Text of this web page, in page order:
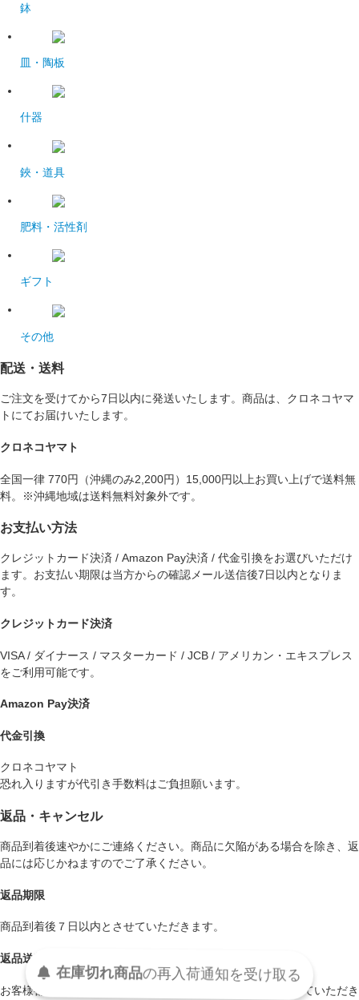
鉢
皿・陶板
什器
鋏・道具
肥料・活性剤
ギフト
その他
配送・送料
ご注文を受けてから7日以内に発送いたします。商品は、クロネコヤマ
トにてお届けいたします。
クロネコヤマト
全国一律 770円（沖縄のみ2,200円）15,000円以上お買い上げで送料無
料。※沖縄地域は送料無料対象外です。
お支払い方法
クレジットカード決済 / Amazon Pay決済 / 代金引換をお選びいただけ
ます。お支払い期限は当方からの確認メール送信後7日以内となりま
す。
クレジットカード決済
VISA / ダイナース / マスターカード / JCB / アメリカン・エキスプレス
をご利用可能です。
Amazon Pay決済
代金引換
クロネコヤマト
恐れ入りますが代引き手数料はご負担願います。
返品・キャンセル
商品到着後速やかにご連絡ください。商品に欠陥がある場合を除き、返
品には応じかねますのでご了承ください。
返品期限
商品到着後７日以内とさせていただきます。
返品送料
お客様都合による返品につきましてはお客様のご負担とさせていただき
在庫切れ商品の再入荷通知を受け取る